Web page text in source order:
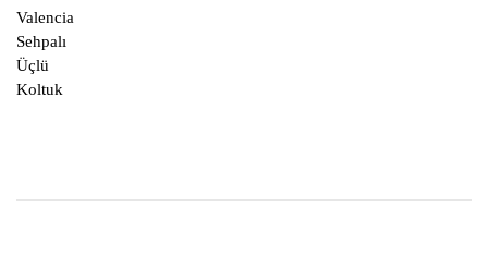
Valencia
Sehpalı
Üçlü
Koltuk